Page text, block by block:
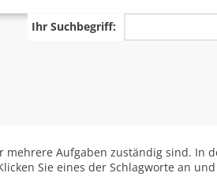
Ihr Suchbegriff:
Aufgaben zuständig sind. In
Sie eines der Schlagworte an